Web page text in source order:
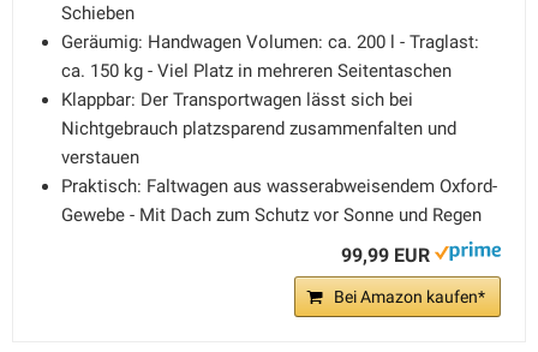
Schieben
Geräumig: Handwagen Volumen: ca. 200 l - Traglast:
ca. 150 kg - Viel Platz in mehreren Seitentaschen
Klappbar: Der Transportwagen lässt sich bei
Nichtgebrauch platzsparend zusammenfalten und
verstauen
Praktisch: Faltwagen aus wasserabweisendem Oxford-
Gewebe - Mit Dach zum Schutz vor Sonne und Regen
99,99 EUR
Bei Amazon kaufen*